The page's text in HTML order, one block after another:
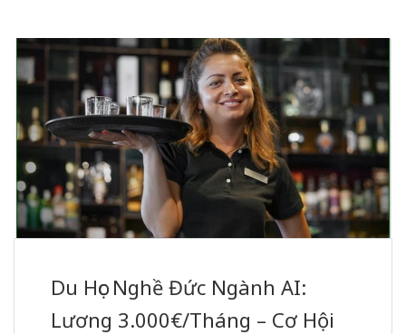
Du Học Nghề Đức Ngành AI:
Lương 3.000€/Tháng – Cơ Hội